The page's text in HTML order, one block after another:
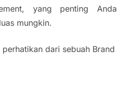
yang penting Anda
mungkin.
dari sebuah Brand